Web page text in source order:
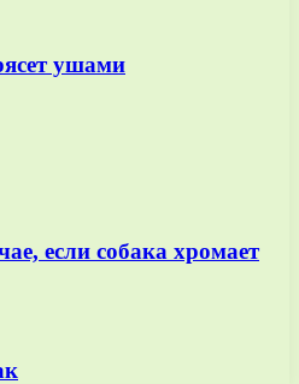
ушами
если собака хромает